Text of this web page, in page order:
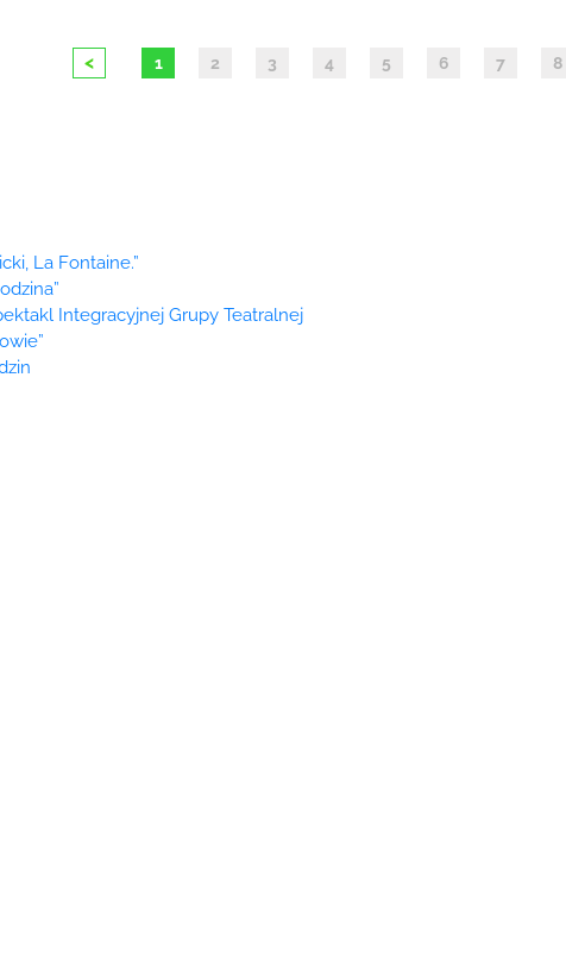
< 1 2 3 4 5 6 7 8
La Fontaine.”
Integracyjnej Grupy Teatralnej